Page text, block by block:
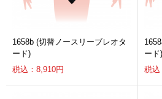
1658b (切替ノースリーブレオタ
ード)
税込：8,910円
ード)
税込